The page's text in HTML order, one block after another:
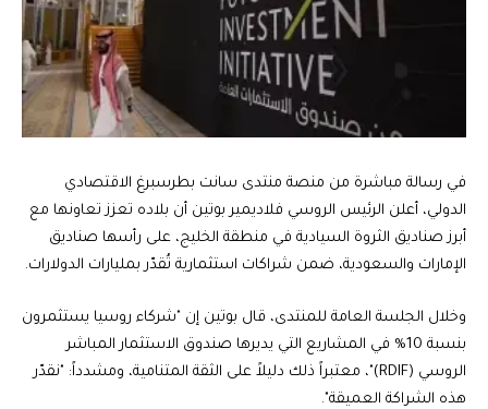
في رسالة مباشرة من منصة منتدى سانت بطرسبرغ الاقتصادي
الدولي، أعلن الرئيس الروسي فلاديمير بوتين أن بلاده تعزز تعاونها مع
أبرز صناديق الثروة السيادية في منطقة الخليج، على رأسها صناديق
الإمارات والسعودية، ضمن شراكات استثمارية تُقدّر بمليارات الدولارات.
وخلال الجلسة العامة للمنتدى، قال بوتين إن "شركاء روسيا يستثمرون
بنسبة 10% في المشاريع التي يديرها صندوق الاستثمار المباشر
الروسي (RDIF)"، معتبراً ذلك دليلاً على الثقة المتنامية، ومشدداً: "نقدّر
هذه الشراكة العميقة".